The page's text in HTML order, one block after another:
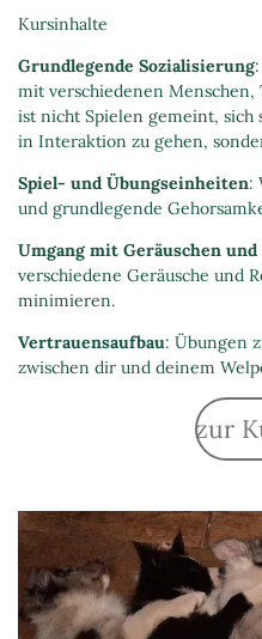
Kursinhalte
Grundlegende Sozialisierung
mit verschiedenen
ist nicht Spielen gemeint, sich
in Interaktion zu gehen,
Spiel- und Übungseinheiten:
und grundlegende
Umgang mit Geräuschen und
verschiedene Geräusche und
minimieren.
Vertrauensaufbau: Übungen
zwischen dir und deinem
zur